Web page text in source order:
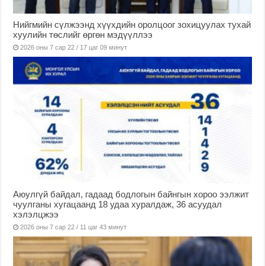
Нийгмийн сүлжээнд хүүхдийн оролцоог зохицуулах тухай
хуулийн төслийг өргөн мэдүүллээ
2026 оны 7 сар 22 / 17 цаг 09 минут
Аюулгүй байдал, гадаад бодлогын байнгын хороо ээлжит
чуулганы хугацаанд 18 удаа хуралдаж, 36 асуудал
хэлэлцжээ
2026 оны 7 сар 22 / 11 цаг 43 минут